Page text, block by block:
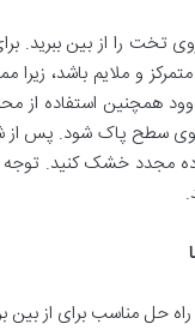
تخت را از بین ببرید.
و ملایم باشد،
همچنین استفاده از
روی سطح پاک شود. پس
مجدد خشک کنید.
راه حل مناسب برای از